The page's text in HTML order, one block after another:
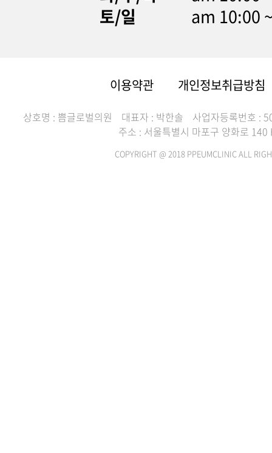
토/일
am 10:00
이용약관 개인정보취급방침
상호명 : 쁨글로벌의원 대표자 : 박한솔
사업자등록번호 :
주소 : 서울특별시 마포구 양화로
COPYRIGHT @ 2018 PPEUMCLINIC ALL